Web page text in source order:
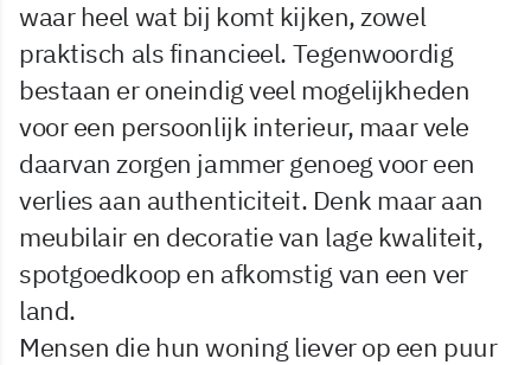
waar heel wat bij komt kijken, zowel
praktisch als financieel. Tegenwoordig
bestaan er oneindig veel mogelijkheden
voor een persoonlijk interieur, maar vele
daarvan zorgen jammer genoeg voor een
verlies aan authenticiteit. Denk maar aan
meubilair en decoratie van lage kwaliteit,
spotgoedkoop en afkomstig van een ver
land.
Mensen die hun woning liever op een puur